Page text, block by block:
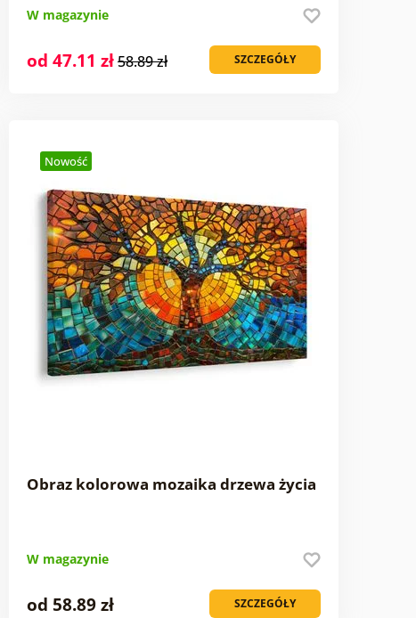
W magazynie
SZCZEGÓŁY
od 47.11 zł58.89 zł
Nowość
Obraz kolorowa mozaika drzewa życia
W magazynie
SZCZEGÓŁY
od 58.89 zł